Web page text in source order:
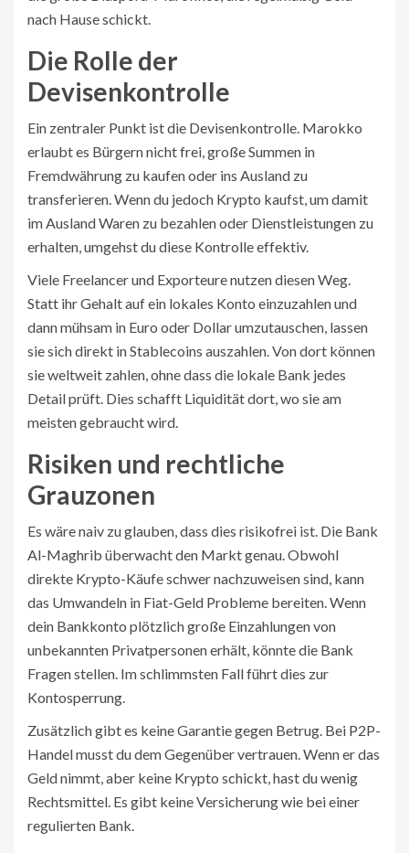
nach Hause schickt.
Die Rolle der
Devisenkontrolle
Ein zentraler Punkt ist die Devisenkontrolle. Marokko
erlaubt es Bürgern nicht frei, große Summen in
Fremdwährung zu kaufen oder ins Ausland zu
transferieren. Wenn du jedoch Krypto kaufst, um damit
im Ausland Waren zu bezahlen oder Dienstleistungen zu
erhalten, umgehst du diese Kontrolle effektiv.
Viele Freelancer und Exporteure nutzen diesen Weg.
Statt ihr Gehalt auf ein lokales Konto einzuzahlen und
dann mühsam in Euro oder Dollar umzutauschen, lassen
sie sich direkt in Stablecoins auszahlen. Von dort können
sie weltweit zahlen, ohne dass die lokale Bank jedes
Detail prüft. Dies schafft Liquidität dort, wo sie am
meisten gebraucht wird.
Risiken und rechtliche
Grauzonen
Es wäre naiv zu glauben, dass dies risikofrei ist. Die Bank
Al-Maghrib überwacht den Markt genau. Obwohl
direkte Krypto-Käufe schwer nachzuweisen sind, kann
das Umwandeln in Fiat-Geld Probleme bereiten. Wenn
dein Bankkonto plötzlich große Einzahlungen von
unbekannten Privatpersonen erhält, könnte die Bank
Fragen stellen. Im schlimmsten Fall führt dies zur
Kontosperrung.
Zusätzlich gibt es keine Garantie gegen Betrug. Bei P2P-
Handel musst du dem Gegenüber vertrauen. Wenn er das
Geld nimmt, aber keine Krypto schickt, hast du wenig
Rechtsmittel. Es gibt keine Versicherung wie bei einer
regulierten Bank.